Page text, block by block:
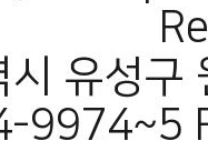
유성구
9974~5